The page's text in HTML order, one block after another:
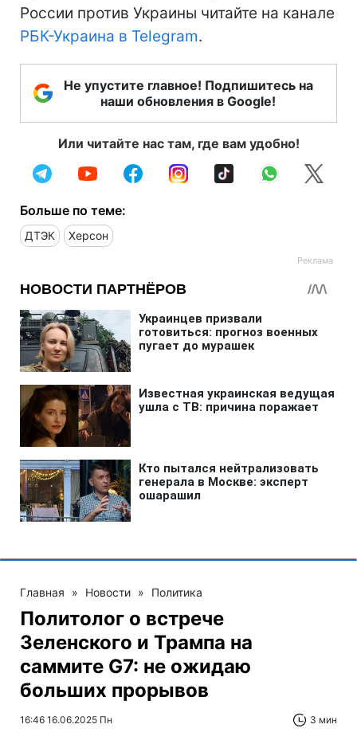
России против Украины читайте на канале
РБК-Украина в Telegram.
Не упустите главное! Подпишитесь на
наши обновления в Google!
Или читайте нас там, где вам удобно!
Больше по теме:
ДТЭК Херсон
Главная » Новости » Политика
Политолог о встрече
Зеленского и Трампа на
саммите G7: не ожидаю
больших прорывов
16:46 16.06.2025 Пн 3 мин